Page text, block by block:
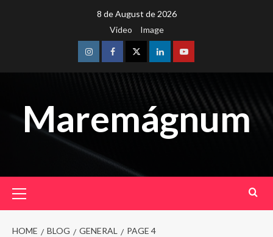
8 de August de 2026
Video
Image
InstagramFacebookTwitterLinkedinYoutube
Maremágnum
Menu
HOME BLOG GENERAL PAGE 4